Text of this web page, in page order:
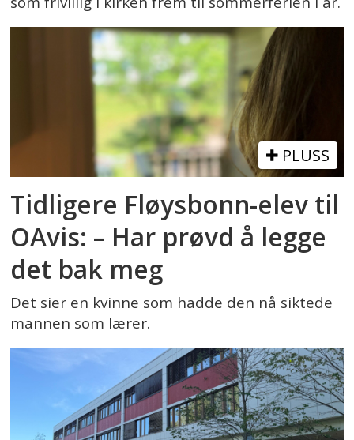
PLUSS
Tidligere Fløysbonn-elev til
OAvis: – Har prøvd å legge
det bak meg
Det sier en kvinne som hadde den nå siktede
mannen som lærer.